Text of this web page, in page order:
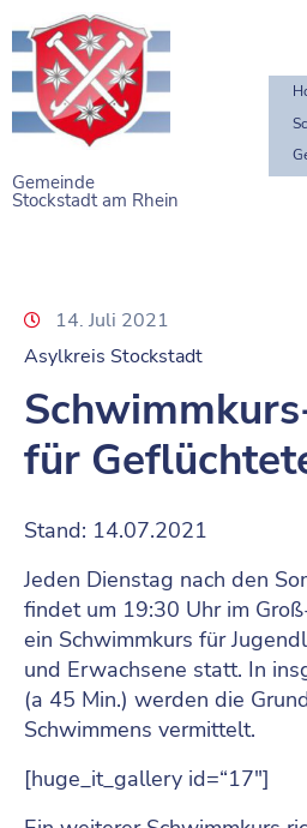
Gemeinde
Stockstadt am Rhein
STARTSEITE
BÜRGERSERVICE
NAHERHOLUNG
VEREINE
14. Juli 2021
Asylkreis Stockstadt
für
Stand: 14.07.2021
Jeden Dienstag nach den
findet um 19:30 Uhr im
ein Schwimmkurs für
und Erwachsene statt. In
(a 45 Min.) werden die
Schwimmens vermittelt.
[huge_it_gallery id=“17″]